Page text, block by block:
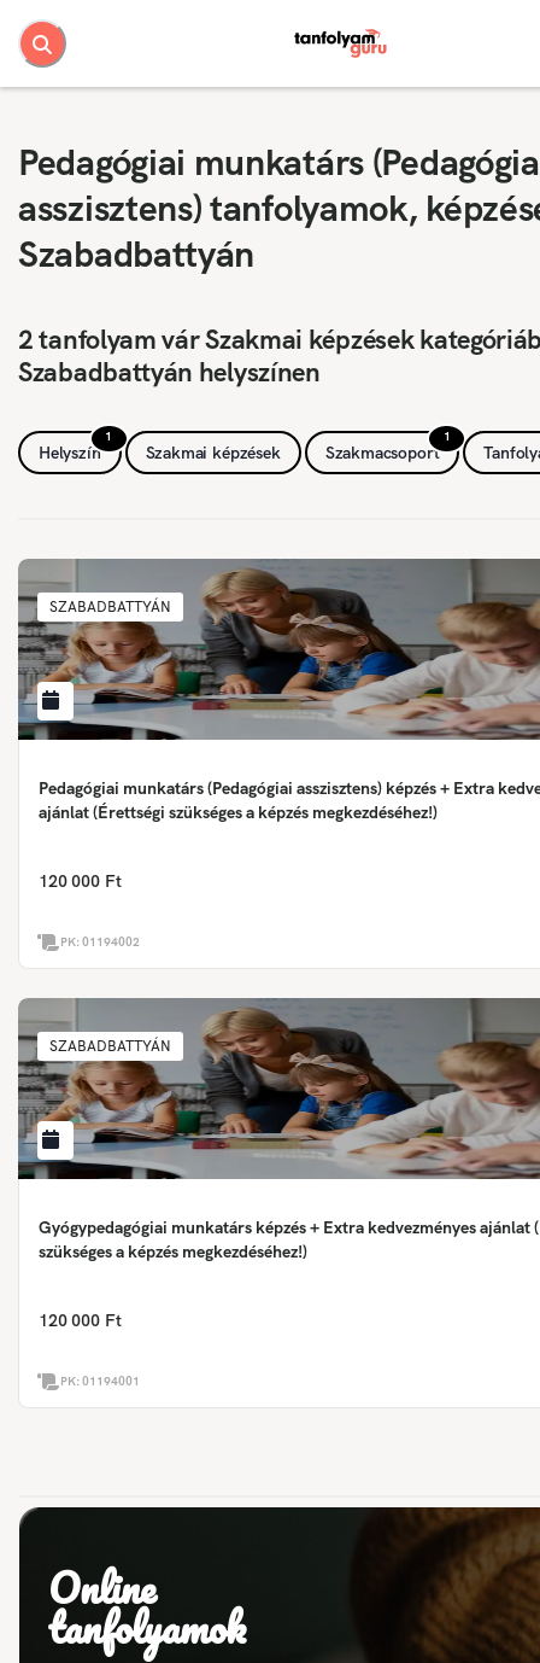
Pedagógiai munkatárs
asszisztens) tanfolyamok,
Szabadbattyán
2 tanfolyam vár Szakmai képzések
Szabadbattyán helyszínen
1
Helyszín Szakmai képzések
1
Szakmacsoport
SZABADBATTYÁN
Pedagógiai munkatárs (Pedagógiai asszisztens) képzés + Extra
ajánlat (Érettségi szükséges a képzés megkezdéséhez!)
120 000 Ft
PK:01194002
SZABADBATTYÁN
Gyógypedagógiai munkatárs képzés + Extra kedvezményes ajánlat
szükséges a képzés megkezdéséhez!)
120 000 Ft
PK:01194001
Online
tanfolyamok